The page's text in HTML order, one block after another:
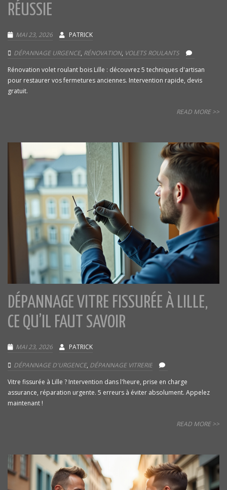
RÉUSSIE
MAI 23, 2026 PATRICK
DÉPANNAGE URGENCE, RÉNOVATION, VOLETS ROULANTS
Rénovation volet roulant bois Lille : découvrez 5 techniques d'artisan
pour restaurer vos fermetures anciennes. Intervention rapide, devis
gratuit.
READ MORE >>
DÉPANNAGE VITRE FISSURÉE À LILLE,
CE QU’IL FAUT SAVOIR
MAI 23, 2026 PATRICK
DÉPANNAGE D'URGENCE, DÉPANNAGE VITRERIE
Vitre fissurée à Lille ? Intervention dans l'heure, prise en charge
assurance, réparation urgente. 5 erreurs à éviter absolument. Appelez
maintenant !
READ MORE >>